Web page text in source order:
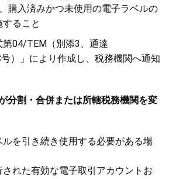
購入済みかつ未使用の電子ラベルの
ること
第04/TEM（別添3、通達
）」により作成し、税務機関へ通知
割・合併または所轄税務機関を変
を引き続き使用する必要がある場
れた有効な電子取引アカウントお